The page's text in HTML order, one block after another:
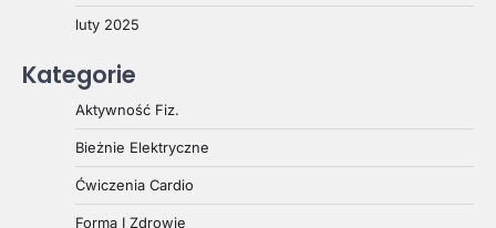
luty 2025
Kategorie
Aktywność Fiz.
Bieżnie Elektryczne
Ćwiczenia Cardio
Forma I Zdrowie